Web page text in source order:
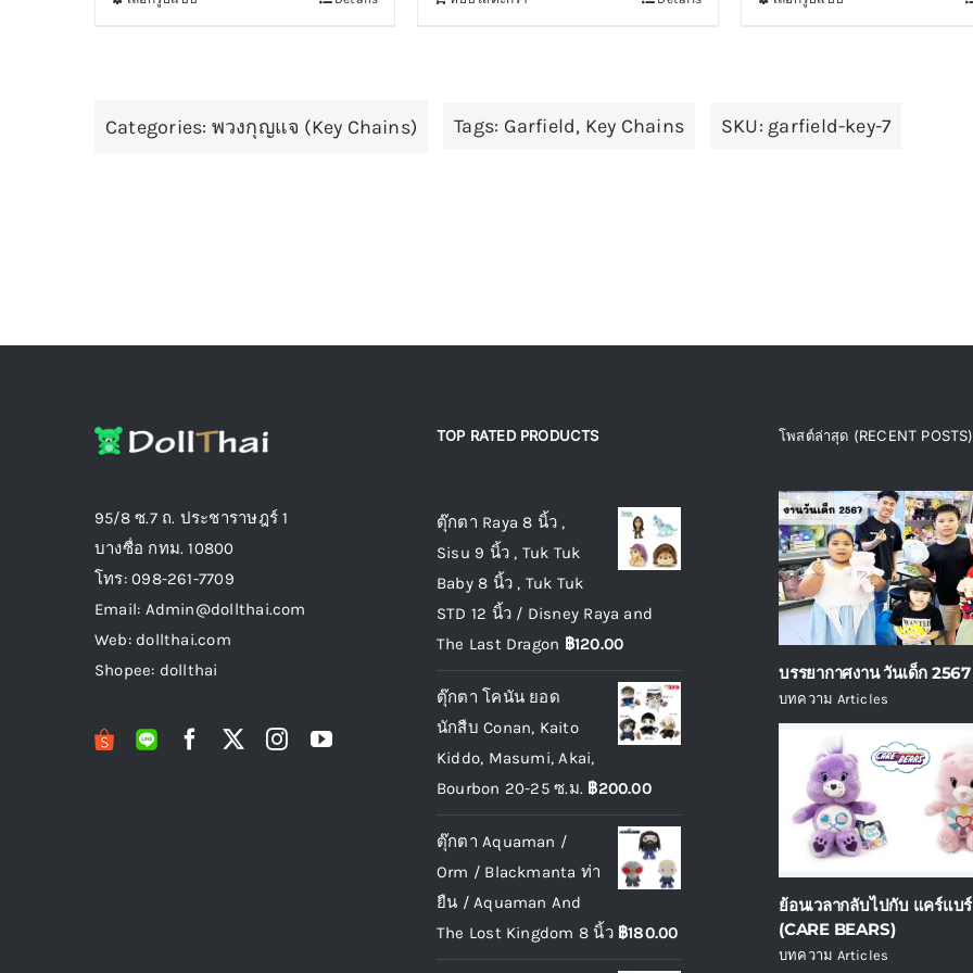
variants.
variants.
Categories: พวงกุญแจ (Key Chains) Tags: Garfield, Key Chains SKU: garfield-key-7
95/8 ซ.7 ถ. ประชาราษฎร์ 1
บางซื่อ กทม. 10800
โทร: 098-261-7709
Email: Admin@dollthai.com
Web: dollthai.com
Shopee: dollthai
TOP RATED PRODUCTS
ตุ๊กตา Raya 8 นิ้ว ,
Sisu 9 นิ้ว , Tuk Tuk
Baby 8 นิ้ว , Tuk Tuk
STD 12 นิ้ว / Disney Raya and
The Last Dragon ฿120.00
ตุ๊กตา โคนัน ยอด
นักสืบ Conan, Kaito
Kiddo, Masumi, Akai,
Bourbon 20-25 ซ.ม. ฿200.00
ตุ๊กตา Aquaman /
Orm / Blackmanta ท่า
ยืน / Aquaman And
The Lost Kingdom 8 นิ้ว ฿180.00
โพสต์ล่าสุด (RECENT POSTS)
บรรยากาศงาน วันเด็ก 2567
บทความ Articles
ย้อนเวลากลับไปกับ แคร์แบร์
(CARE BEARS)
บทความ Articles